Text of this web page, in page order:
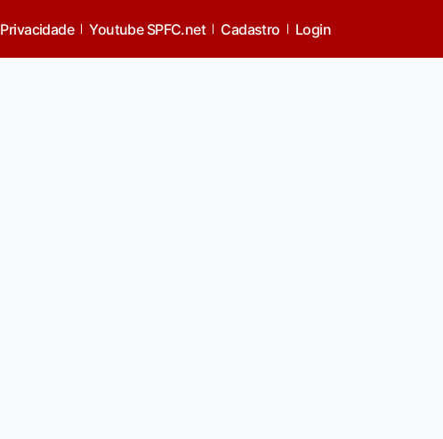
Privacidade Youtube SPFC.net Cadastro Login